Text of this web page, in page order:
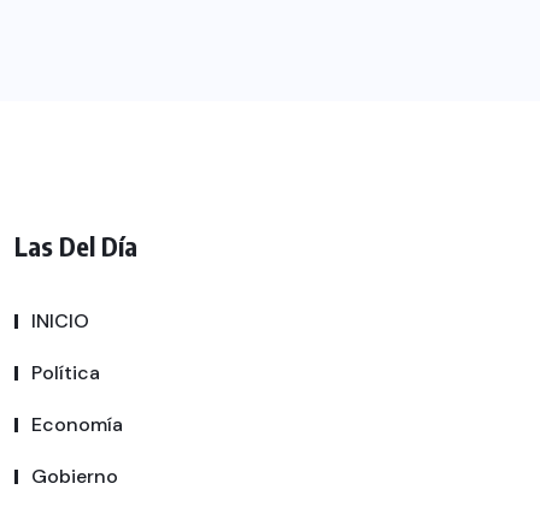
Las Del Día
INICIO
Política
Economía
Gobierno